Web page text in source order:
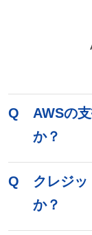
Q
AWSの
か？
Q
クレジ
か？